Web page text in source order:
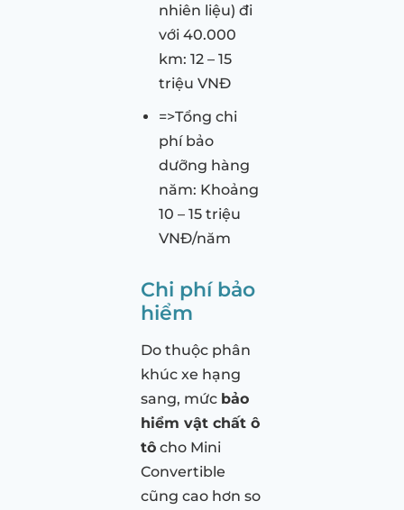
nhiên liệu) đi
với 40.000
km: 12 – 15
triệu VNĐ
=>Tổng chi
phí bảo
dưỡng hàng
năm: Khoảng
10 – 15 triệu
VNĐ/năm
Chi phí bảo
hiểm
Do thuộc phân
khúc xe hạng
sang, mức bảo
hiểm vật chất ô
tô cho Mini
Convertible
cũng cao hơn so